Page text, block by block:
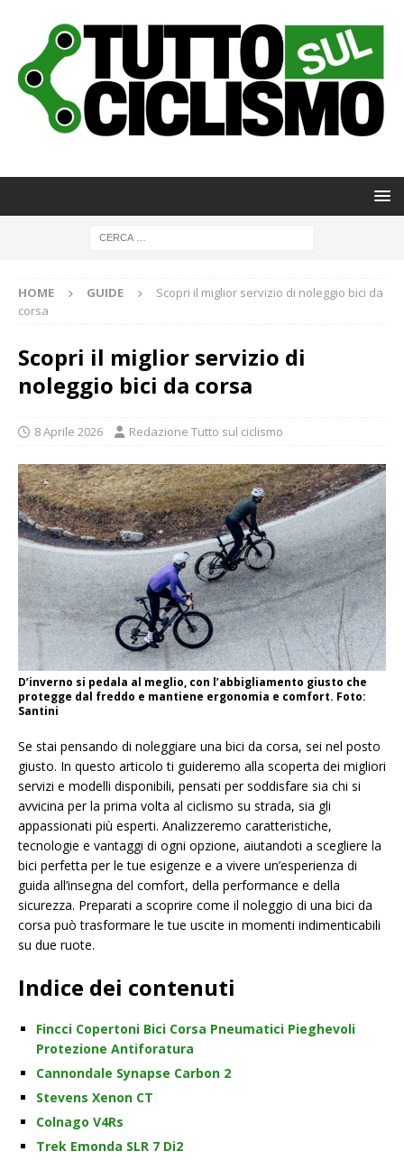
HOME GUIDE
Scopri il miglior servizio di noleggio bici da
corsa
Scopri il miglior servizio di
noleggio bici da corsa
8 Aprile 2026 Redazione Tutto sul ciclismo
D’inverno si pedala al meglio, con l’abbigliamento giusto che
protegge dal freddo e mantiene ergonomia e comfort. Foto:
Santini
Se stai pensando di noleggiare una bici da corsa, sei nel posto
giusto. In questo articolo ti guideremo alla scoperta dei migliori
servizi e modelli disponibili, pensati per soddisfare sia chi si
avvicina per la prima volta al ciclismo su strada, sia gli
appassionati più esperti. Analizzeremo caratteristiche,
tecnologie e vantaggi di ogni opzione, aiutandoti a scegliere la
bici perfetta per le tue esigenze e a vivere un’esperienza di
guida all’insegna del comfort, della performance e della
sicurezza. Preparati a scoprire come il noleggio di una bici da
corsa può trasformare le tue uscite in momenti indimenticabili
su due ruote.
Indice dei contenuti
Fincci Copertoni Bici Corsa Pneumatici Pieghevoli
Protezione Antiforatura
Cannondale Synapse Carbon 2
Stevens Xenon CT
Colnago V4Rs
Trek Emonda SLR 7 Di2